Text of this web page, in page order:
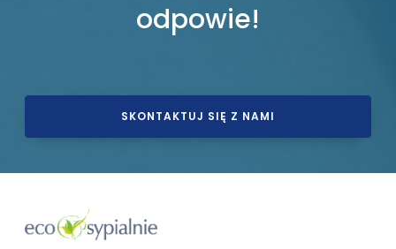
odpowie!
SKONTAKTUJ SIĘ Z NAMI